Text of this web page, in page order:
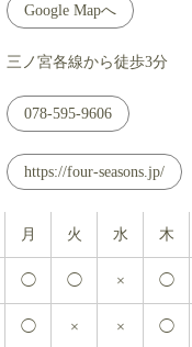
Google Mapへ
三ノ宮各線から徒歩3分
078-595-9606
https://four-seasons.jp/
月 火 水 木
◯ ◯ × ◯
◯ × × ◯